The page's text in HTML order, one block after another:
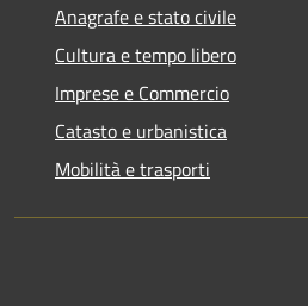
Anagrafe e stato civile
Cultura e tempo libero
Imprese e Commercio
Catasto e urbanistica
Mobilità e trasporti